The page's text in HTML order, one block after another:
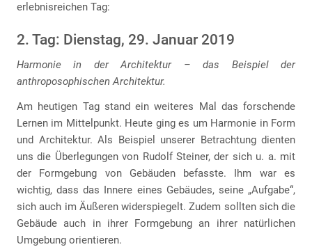
erlebnisreichen Tag:
2. Tag: Dienstag, 29. Januar 2019
Harmonie in der Architektur – das Beispiel der
anthroposophischen Architektur.
Am heutigen Tag stand ein weiteres Mal das forschende
Lernen im Mittelpunkt. Heute ging es um Harmonie in Form
und Architektur. Als Beispiel unserer Betrachtung dienten
uns die Überlegungen von Rudolf Steiner, der sich u. a. mit
der Formgebung von Gebäuden befasste. Ihm war es
wichtig, dass das Innere eines Gebäudes, seine „Aufgabe“,
sich auch im Äußeren widerspiegelt. Zudem sollten sich die
Gebäude auch in ihrer Formgebung an ihrer natürlichen
Umgebung orientieren.